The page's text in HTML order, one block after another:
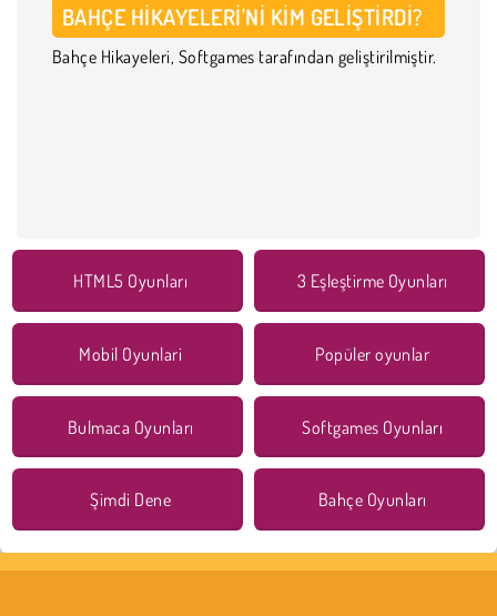
BAHÇE HIKAYELERI'NI KIM GELIŞTIRDI?
Bahçe Hikayeleri, Softgames tarafından geliştirilmiştir.
HTML5 Oyunları 3 Eşleştirme Oyunları
Mobil Oyunlari Popüler oyunlar
Bulmaca Oyunları Softgames Oyunları
Şimdi Dene Bahçe Oyunları